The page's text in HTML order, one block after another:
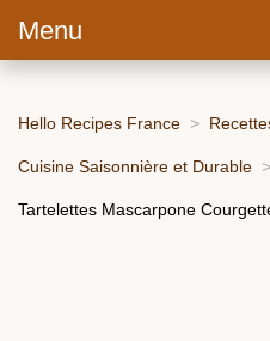
Menu
Hello Recipes France
Cuisine Saisonnière et Durable
Tartelettes Mascarpone